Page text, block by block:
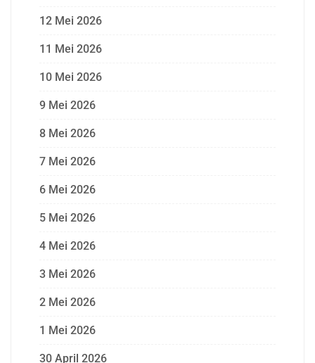
12 Mei 2026
11 Mei 2026
10 Mei 2026
9 Mei 2026
8 Mei 2026
7 Mei 2026
6 Mei 2026
5 Mei 2026
4 Mei 2026
3 Mei 2026
2 Mei 2026
1 Mei 2026
30 April 2026